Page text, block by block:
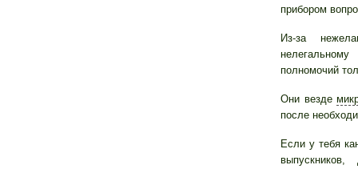
прибором
Из-за
полномочий
Они везде
после
Если у тебя